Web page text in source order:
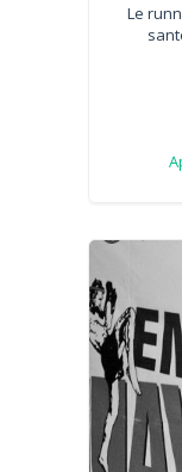
Le